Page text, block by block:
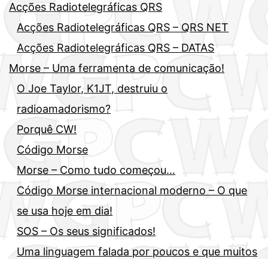
Acções Radiotelegráficas QRS
Acções Radiotelegráficas QRS – QRS NET
Acções Radiotelegráficas QRS – DATAS
Morse – Uma ferramenta de comunicação!
O Joe Taylor, K1JT, destruiu o
radioamadorismo?
Porquê CW!
Código Morse
Morse – Como tudo começou…
Código Morse internacional moderno – O que
se usa hoje em dia!
SOS – Os seus significados!
Uma linguagem falada por poucos e que muitos